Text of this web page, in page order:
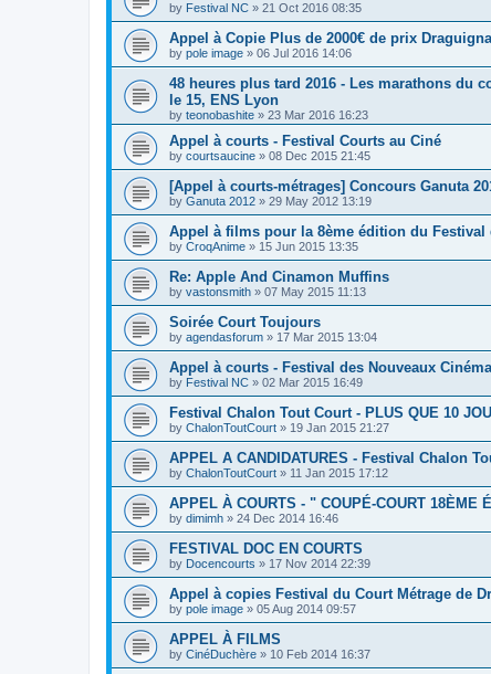
by Festival NC » 21 Oct 2016 08:35
Appel à Copie Plus de 2000€ de prix
by pole image » 06 Jul 2016 14:06
48 heures plus tard 2016 - Les marathons du
le 15, ENS Lyon
by teonobashite » 23 Mar 2016 16:23
Appel à courts - Festival Courts au Ciné
by courtsaucine » 08 Dec 2015 21:45
[Appel à courts-métrages] Concours Ganuta
by Ganuta 2012 » 29 May 2012 13:19
Appel à films pour la 8ème édition du
by CroqAnime » 15 Jun 2015 13:35
Re: Apple And Cinamon Muffins
by vastonsmith » 07 May 2015 11:13
Soirée Court Toujours
by agendasforum » 17 Mar 2015 13:04
Appel à courts - Festival des Nouveaux
by Festival NC » 02 Mar 2015 16:49
Festival Chalon Tout Court - PLUS QUE 10
by ChalonToutCourt » 19 Jan 2015 21:27
APPEL A CANDIDATURES - Festival Chalon
by ChalonToutCourt » 11 Jan 2015 17:12
APPEL À COURTS - " COUPÉ-COURT 18ÈME
by dimimh » 24 Dec 2014 16:46
FESTIVAL DOC EN COURTS
by Docencourts » 17 Nov 2014 22:39
Appel à copies Festival du Court Métrage de
by pole image » 05 Aug 2014 09:57
APPEL À FILMS
by CinéDuchère » 10 Feb 2014 16:37